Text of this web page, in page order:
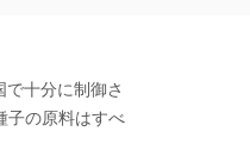
十分に制御さ
子の原料はすべ